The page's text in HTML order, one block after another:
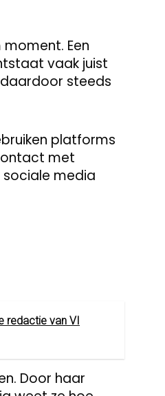
Een
vaak juist
steeds
platforms
met
media
redactie van VI
Door haar